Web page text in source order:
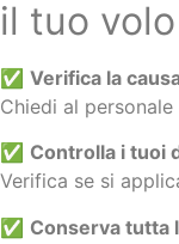
il tuo
✅ Verifica la
Chiedi al
✅ Controlla i tuoi
Verifica se si
✅ Conserva tutta